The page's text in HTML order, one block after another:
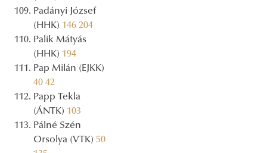
Padányi József
(HHK) 146 204
Palik Mátyás
(HHK) 194
Pap Milán (EJKK)
40 42
Papp Tekla
(ÁNTK) 103
Pálné Szén
Orsolya (VTK) 50